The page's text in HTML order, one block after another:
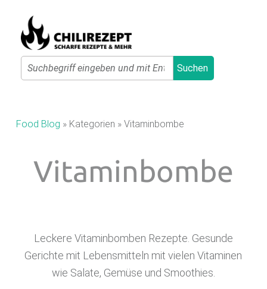
Search
Suchen
I
P
T
Food Blog » Kategorien » Vitaminbombe
Vitaminbombe
Leckere Vitaminbomben Rezepte. Gesunde
Gerichte mit Lebensmitteln mit vielen Vitaminen
wie Salate, Gemüse und Smoothies.